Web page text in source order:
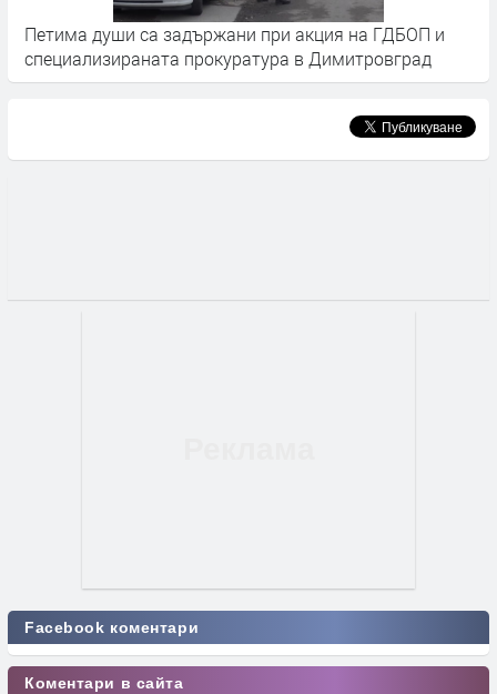
Прокурори и вещи лица са кът в Смолянско
Facebook коментари
Коментари в сайта